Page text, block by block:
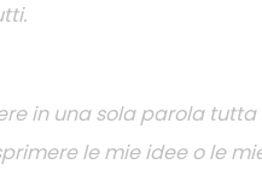
in una sola parola
le mie idee o le